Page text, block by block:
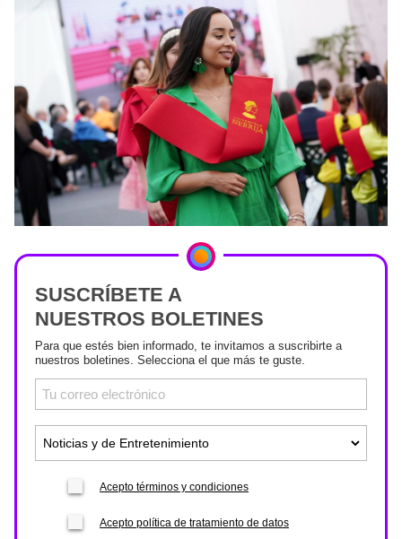
SUSCRÍBETE A
NUESTROS BOLETINES
Para que estés bien informado, te invitamos a suscribirte a
nuestros boletines. Selecciona el que más te guste.
Acepto términos y condiciones
Acepto política de tratamiento de datos